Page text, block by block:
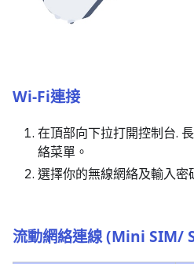
Wi-Fi連接
在頂部向下拉打開控制台.
絡菜單。
選擇你的無線網絡及輸入密
流動網絡連線 (Mini SIM/